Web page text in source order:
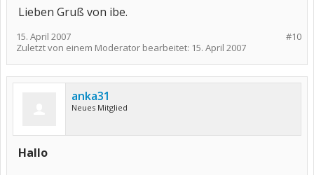
Lieben Gruß von ibe.
#10
15. April 2007
Zuletzt von einem Moderator bearbeitet: 15. April 2007
anka31
Neues Mitglied
Hallo